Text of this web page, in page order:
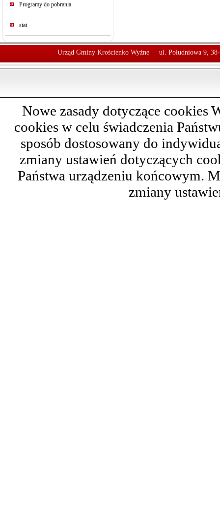
Programy do pobrania
stat
Urząd Gminy Krościenko Wyżne ul. Południowa 9,
Nowe zasady dotyczące cookies
cookies w celu świadczenia
sposób dostosowany do
zmiany ustawień dotyczących
Państwa urządzeniu końcowym.
zmiany